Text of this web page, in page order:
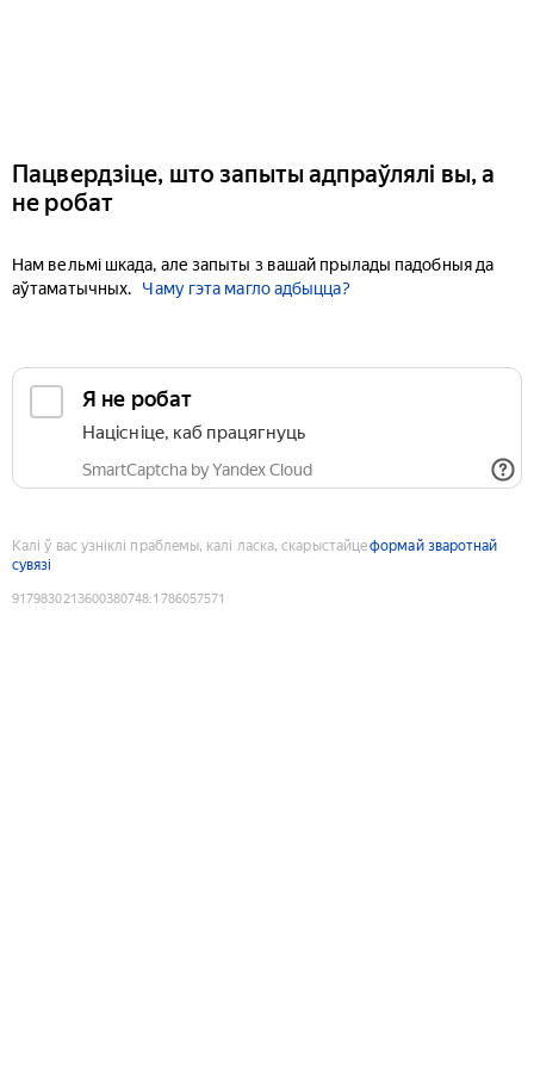
Пацвердзіце, што запыты адпраўлялі вы, а
не робат
Нам вельмі шкада, але запыты з вашай прылады падобныя да
аўтаматычных.
Чаму гэта магло адбыцца?
Я не робат
Націсніце, каб працягнуць
SmartCaptcha by Yandex Cloud
Калі ў вас узніклі праблемы, калі ласка, скарыстайцеформай зваротнай
сувязі
9179830213600380748:1786057571